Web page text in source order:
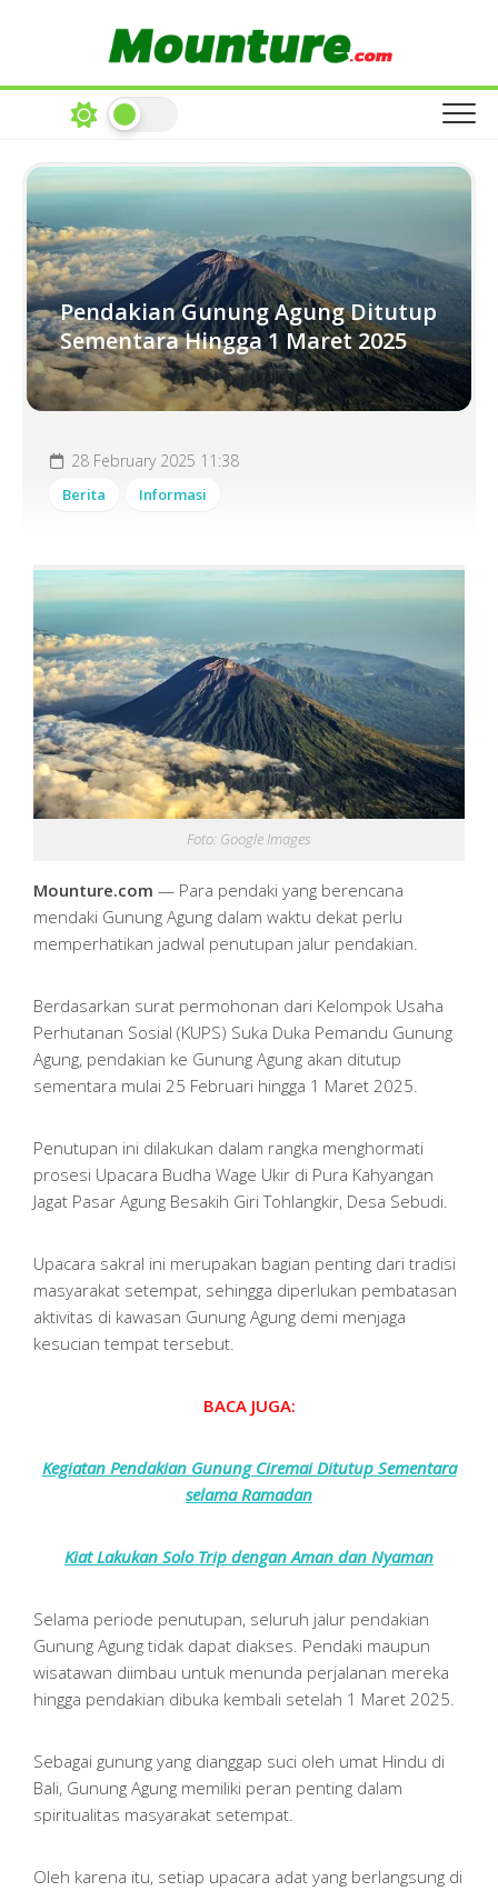
Pendakian Gunung Agung Ditutup
Sementara Hingga 1 Maret 2025
28 February 2025 11:38
Berita Informasi
Foto: Google Images
Mounture.com — Para pendaki yang berencana
mendaki Gunung Agung dalam waktu dekat perlu
memperhatikan jadwal penutupan jalur pendakian.
Berdasarkan surat permohonan dari Kelompok Usaha
Perhutanan Sosial (KUPS) Suka Duka Pemandu Gunung
Agung, pendakian ke Gunung Agung akan ditutup
sementara mulai 25 Februari hingga 1 Maret 2025.
Penutupan ini dilakukan dalam rangka menghormati
prosesi Upacara Budha Wage Ukir di Pura Kahyangan
Jagat Pasar Agung Besakih Giri Tohlangkir, Desa Sebudi.
Upacara sakral ini merupakan bagian penting dari tradisi
masyarakat setempat, sehingga diperlukan pembatasan
aktivitas di kawasan Gunung Agung demi menjaga
kesucian tempat tersebut.
BACA JUGA:
Kegiatan Pendakian Gunung Ciremai Ditutup Sementara
selama Ramadan
Kiat Lakukan Solo Trip dengan Aman dan Nyaman
Selama periode penutupan, seluruh jalur pendakian
Gunung Agung tidak dapat diakses. Pendaki maupun
wisatawan diimbau untuk menunda perjalanan mereka
hingga pendakian dibuka kembali setelah 1 Maret 2025.
Sebagai gunung yang dianggap suci oleh umat Hindu di
Bali, Gunung Agung memiliki peran penting dalam
spiritualitas masyarakat setempat.
Oleh karena itu, setiap upacara adat yang berlangsung di